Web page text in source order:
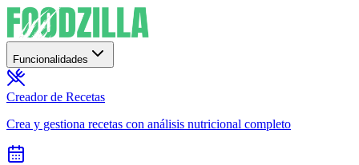
Funcionalidades
Creador de Recetas
Crea y gestiona recetas con análisis nutricional completo